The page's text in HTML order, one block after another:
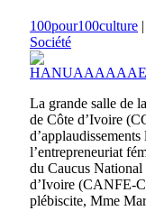
100pour100culture |
Société
La grande salle de
de Côte d’Ivoire
l’entrepreneuriat
du Caucus National
d’Ivoire (CANFE-
plébiscite, Mme